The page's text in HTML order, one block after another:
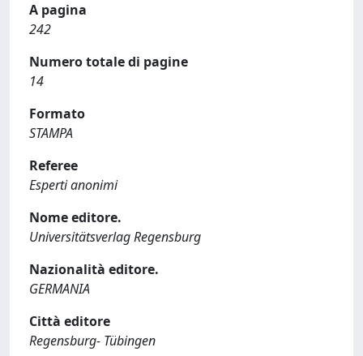
A pagina
242
Numero totale di pagine
14
Formato
STAMPA
Referee
Esperti anonimi
Nome editore.
Universitätsverlag Regensburg
Nazionalità editore.
GERMANIA
Città editore
Regensburg- Tübingen